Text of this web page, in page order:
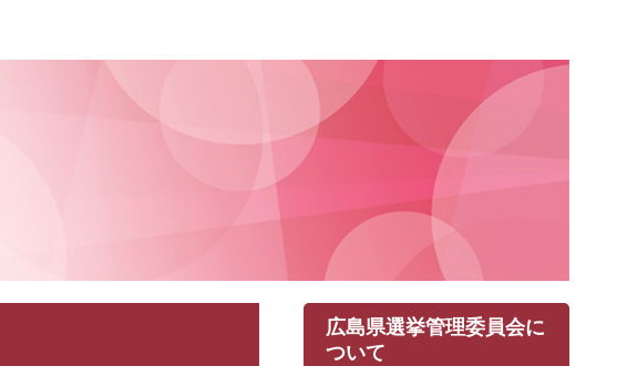
広島県選挙管理委員会に
ついて